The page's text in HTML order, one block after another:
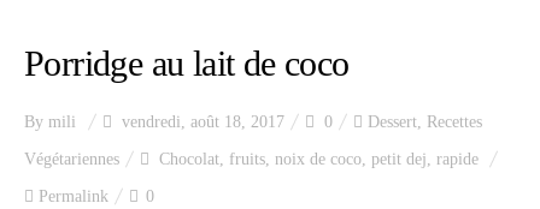
Porridge au lait de coco
By mili vendredi, août 18, 2017 0 Dessert, Recettes
Végétariennes Chocolat, fruits, noix de coco, petit dej, rapide
Permalink 0